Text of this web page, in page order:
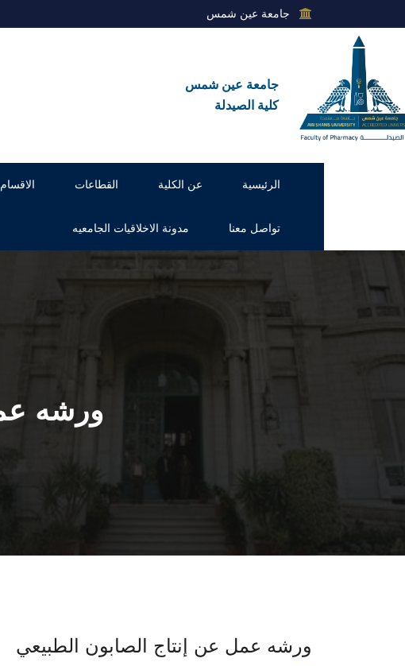
جامعة عين شمس
جامعة عين شمس
كلية الصيدلة
الرئيسية عن الكلية القطاعات الاقسام
تواصل معنا مدونة الاخلاقيات الجامعيه
ورشه
ورشه عمل عن إنتاج الصابون الطبيعي